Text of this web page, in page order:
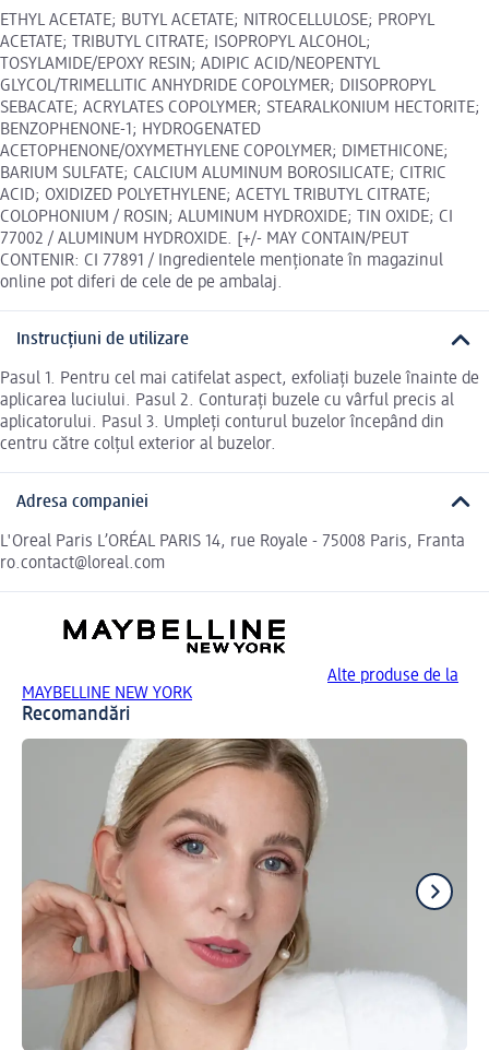
ETHYL ACETATE; BUTYL ACETATE; NITROCELLULOSE; PROPYL
ACETATE; TRIBUTYL CITRATE; ISOPROPYL ALCOHOL;
TOSYLAMIDE/EPOXY RESIN; ADIPIC ACID/NEOPENTYL
GLYCOL/TRIMELLITIC ANHYDRIDE COPOLYMER; DIISOPROPYL
SEBACATE; ACRYLATES COPOLYMER; STEARALKONIUM HECTORITE;
BENZOPHENONE-1; HYDROGENATED
ACETOPHENONE/OXYMETHYLENE COPOLYMER; DIMETHICONE;
BARIUM SULFATE; CALCIUM ALUMINUM BOROSILICATE; CITRIC
ACID; OXIDIZED POLYETHYLENE; ACETYL TRIBUTYL CITRATE;
COLOPHONIUM / ROSIN; ALUMINUM HYDROXIDE; TIN OXIDE; CI
77002 / ALUMINUM HYDROXIDE. [+/- MAY CONTAIN/PEUT
CONTENIR: CI 77891 / Ingredientele menționate în magazinul
online pot diferi de cele de pe ambalaj.
Instrucțiuni de utilizare
Pasul 1. Pentru cel mai catifelat aspect, exfoliați buzele înainte de
aplicarea luciului. Pasul 2. Conturați buzele cu vârful precis al
aplicatorului. Pasul 3. Umpleți conturul buzelor începând din
centru către colțul exterior al buzelor.
Adresa companiei
L'Oreal Paris L’ORÉAL PARIS 14, rue Royale - 75008 Paris, Franta
ro.contact@loreal.com
Alte produse de la
MAYBELLINE NEW YORK
Recomandări